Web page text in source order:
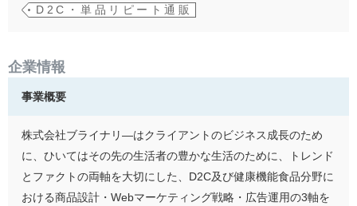
D2C・単品リピート通販
企業情報
事業概要
株式会社ブライナリ―はクライアントのビジネス成長のため
に、ひいてはその先の生活者の豊かな生活のために、トレンド
とファクトの両軸を大切にした、D2C及び健康機能食品分野に
おける商品設計・Webマーケティング戦略・広告運用の3軸を